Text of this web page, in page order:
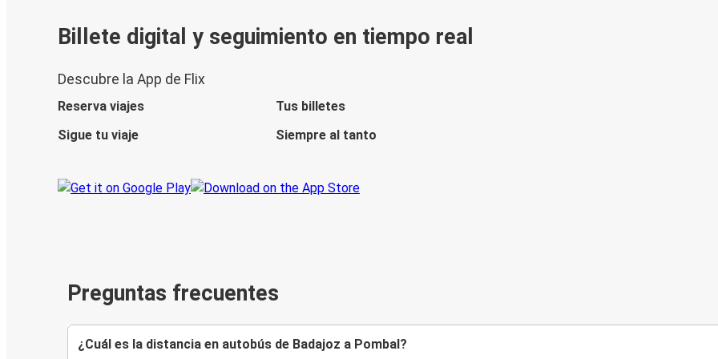
Billete digital y seguimiento en tiempo real
Descubre la App de Flix
Reserva viajes
Tus billetes
Sigue tu viaje
Siempre al tanto
Preguntas frecuentes
¿Cuál es la distancia en autobús de Badajoz a Pombal?